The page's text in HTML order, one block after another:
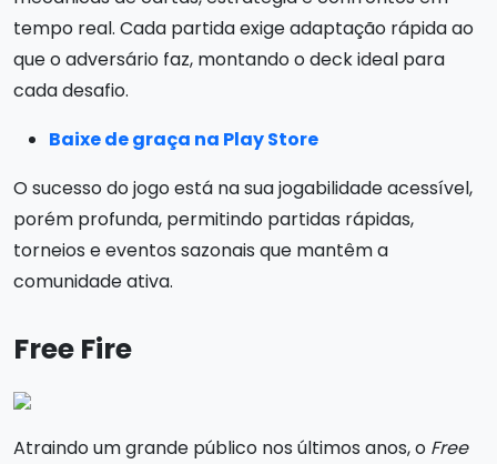
tempo real. Cada partida exige adaptação rápida ao
que o adversário faz, montando o deck ideal para
cada desafio.
Baixe de graça na Play Store
O sucesso do jogo está na sua jogabilidade acessível,
porém profunda, permitindo partidas rápidas,
torneios e eventos sazonais que mantêm a
comunidade ativa.
Free Fire
Atraindo um grande público nos últimos anos, o Free